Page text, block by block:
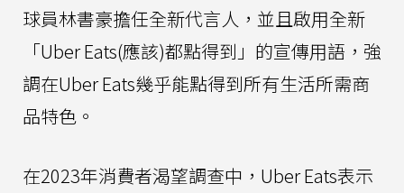
球員林書豪擔任全新代言人，並且啟用全新
「Uber Eats(應該)都點得到」的宣傳用語，強
調在Uber Eats幾乎能點得到所有生活所需商
品特色。
在2023年消費者渴望調查中，Uber Eats表示